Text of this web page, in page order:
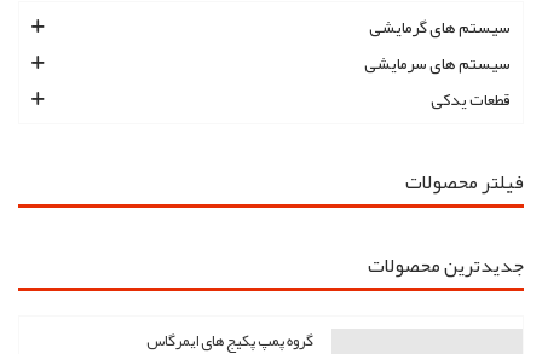
سیستم های گرمایشی
سیستم های سرمایشی
قطعات یدکی
فیلتر محصولات
جدیدترین محصولات
گروه پمپ پکیج های ایمرگاس